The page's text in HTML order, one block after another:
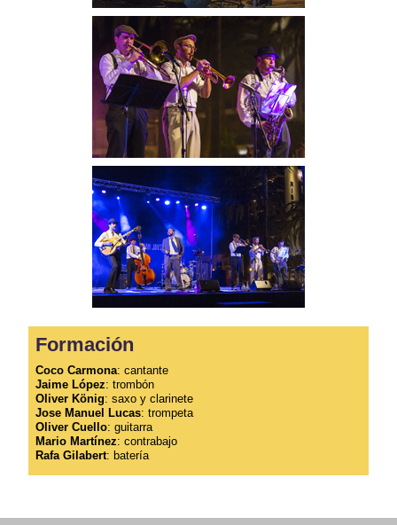
Formación
Coco Carmona: cantante
Jaime López: trombón
Oliver König: saxo y clarinete
Jose Manuel Lucas: trompeta
Oliver Cuello: guitarra
Mario Martínez: contrabajo
Rafa Gilabert: batería